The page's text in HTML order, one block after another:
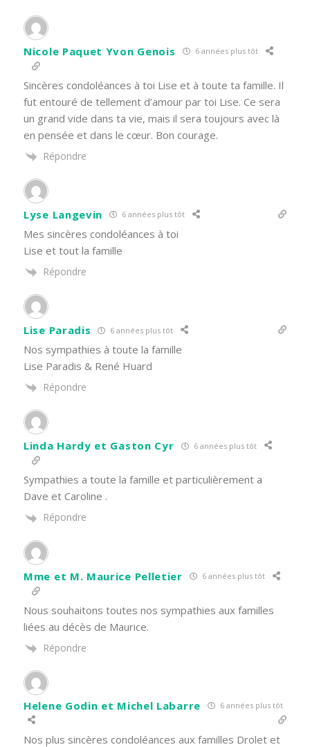
Nicole Paquet Yvon Genois 6 années plus tôt
Sincères condoléances à toi Lise et à toute ta famille. Il
fut entouré de tellement d’amour par toi Lise. Ce sera
un grand vide dans ta vie, mais il sera toujours avec là
en pensée et dans le cœur. Bon courage.
Répondre
Lyse Langevin 6 années plus tôt
Mes sincères condoléances à toi
Lise et tout la famille
Répondre
Lise Paradis 6 années plus tôt
Nos sympathies à toute la famille
Lise Paradis & René Huard
Répondre
Linda Hardy et Gaston Cyr 6 années plus tôt
Sympathies a toute la famille et particulièrement a
Dave et Caroline .
Répondre
Mme et M. Maurice Pelletier 6 années plus tôt
Nous souhaitons toutes nos sympathies aux familles
liées au décès de Maurice.
Répondre
Helene Godin et Michel Labarre 6 années plus tôt
Nos plus sincères condoléances aux familles Drolet et